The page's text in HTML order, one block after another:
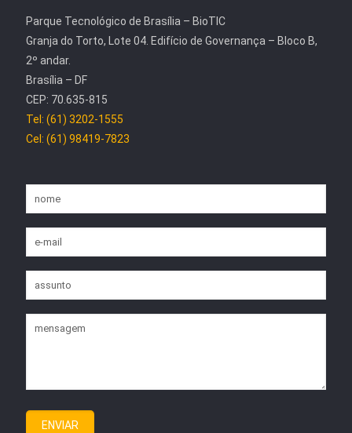
Parque Tecnológico de Brasília – BioTIC
Granja do Torto, Lote 04. Edifício de Governança – Bloco B,
2º andar.
Brasília – DF
CEP: 70.635-815
Tel: (61) 3202-1555
Cel: (61) 98419-7823